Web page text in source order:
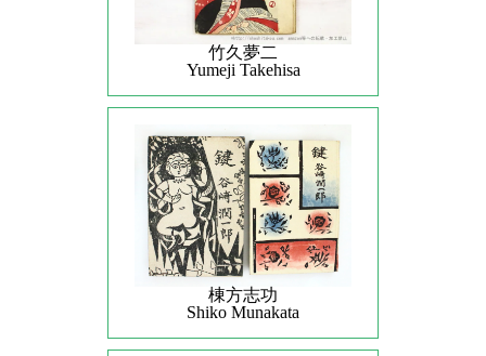
竹久夢二
Yumeji Takehisa
棟方志功
Shiko Munakata